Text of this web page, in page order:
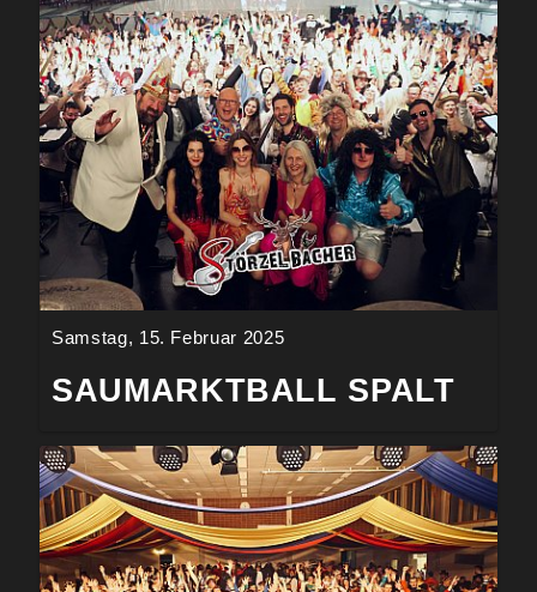
Samstag, 15. Februar 2025
SAUMARKTBALL SPALT